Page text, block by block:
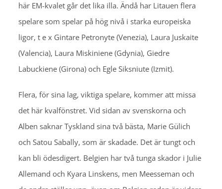
här EM-kvalet går det lika illa. Ändå har Litauen flera
spelare som spelar på hög nivå i starka europeiska
ligor, t e x Gintare Petronyte (Venezia), Laura Juskaite
(Valencia), Laura Miskiniene (Gdynia), Giedre
Labuckiene (Girona) och Egle Siksniute (Izmit).
Flera, för sina lag, viktiga spelare, kommer att missa
det här kvalfönstret. Vid sidan av svenskorna och
Alben saknar Tyskland sina två bästa, Marie Gülich
och Satou Sabally, som är skadade. Det är tungt och
kan bli ödesdigert. Belgien har två tunga skador i Julie
Allemand och Kyara Linskens, men Meesseman och